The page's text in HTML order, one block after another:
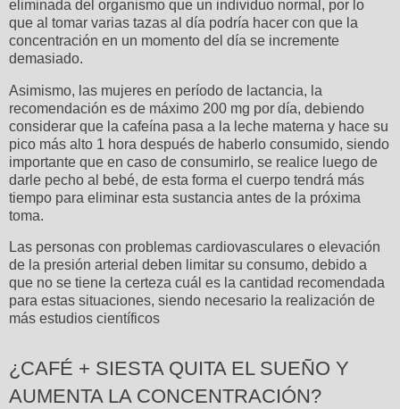
eliminada del organismo que un individuo normal, por lo
que al tomar varias tazas al día podría hacer con que la
concentración en un momento del día se incremente
demasiado.
Asimismo, las mujeres en período de lactancia, la
recomendación es de máximo 200 mg por día, debiendo
considerar que la cafeína pasa a la leche materna y hace su
pico más alto 1 hora después de haberlo consumido, siendo
importante que en caso de consumirlo, se realice luego de
darle pecho al bebé, de esta forma el cuerpo tendrá más
tiempo para eliminar esta sustancia antes de la próxima
toma.
Las personas con problemas cardiovasculares o elevación
de la presión arterial deben limitar su consumo, debido a
que no se tiene la certeza cuál es la cantidad recomendada
para estas situaciones, siendo necesario la realización de
más estudios científicos
¿CAFÉ + SIESTA QUITA EL SUEÑO Y
AUMENTA LA CONCENTRACIÓN?